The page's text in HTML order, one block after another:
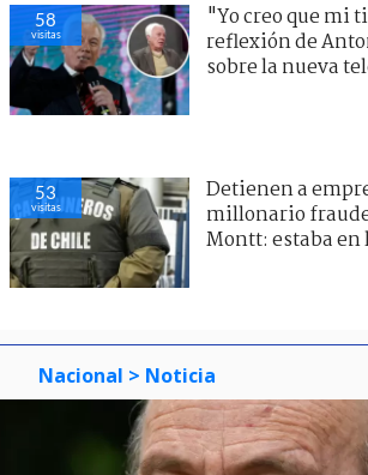
58
visitas
"Yo creo que mi
reflexión de
sobre la nueva
53
visitas
Detienen a
millonario
Montt: estaba en
Nacional > Noticia